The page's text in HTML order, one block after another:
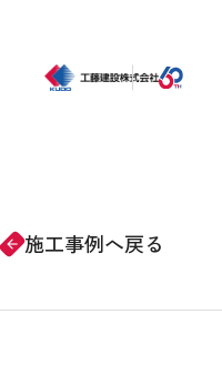
arrow_forward 施工事例へ戻る